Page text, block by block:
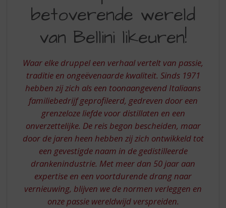
DE
BETOVERENDE
WERELD
VAN
BELLINI
LIKEUREN
betoverende wereld
van Bellini likeuren!
Waar elke druppel een verhaal vertelt van passie,
traditie en ongeëvenaarde kwaliteit. Sinds 1971
hebben zij zich als een toonaangevend Italiaans
familiebedrijf geprofileerd, gedreven door een
grenzeloze liefde voor distillaten en een
onverzettelijke. De reis begon bescheiden, maar
door de jaren heen hebben zij zich ontwikkeld tot
een gevestigde naam in de gedistilleerde
drankenindustrie. Met meer dan 50 jaar aan
expertise en een voortdurende drang naar
vernieuwing, blijven we de normen verleggen en
onze passie wereldwijd verspreiden.